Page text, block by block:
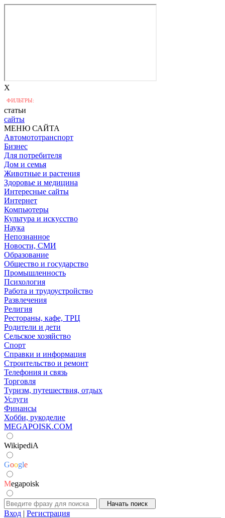
X
ФИЛЬТРЫ:
статьи
сайты
МЕНЮ САЙТА
Автомототранспорт
Бизнес
Для потребителя
Дом и семья
Животные и растения
Здоровье и медицина
Интересные сайты
Интернет
Компьютеры
Культура и искусство
Наука
Непознанное
Новости, СМИ
Образование
Общество и государство
Промышленность
Психология
Работа и трудоустройство
Развлечения
Религия
Рестораны, кафе, ТРЦ
Родители и дети
Сельское хозяйство
Спорт
Справки и информация
Строительство и ремонт
Телефония и связь
Торговля
Туризм, путешествия, отдых
Услуги
Финансы
Хобби, рукоделие
MEGAPOISK.COM
WikipediA
Google
Megapoisk
Вход | Регистрация